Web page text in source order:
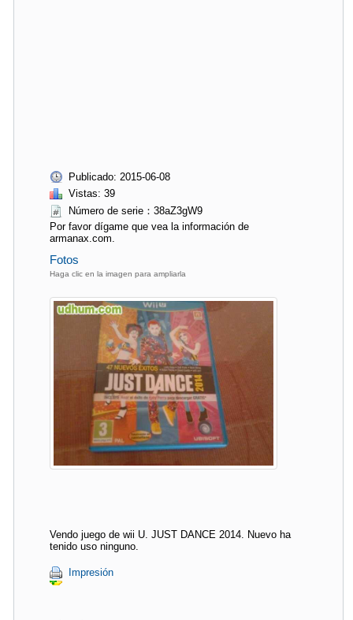
Publicado: 2015-06-08
Vistas: 39
Número de serie：38aZ3gW9
Por favor dígame que vea la información de
armanax.com.
Fotos
Haga clic en la imagen para ampliarla
Vendo juego de wii U. JUST DANCE 2014. Nuevo ha
tenido uso ninguno.
Impresión